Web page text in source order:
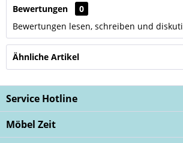
Bewertungen
0
Bewertungen lesen, schreiben und
Ähnliche Artikel
Service Hotline
Möbel Zeit